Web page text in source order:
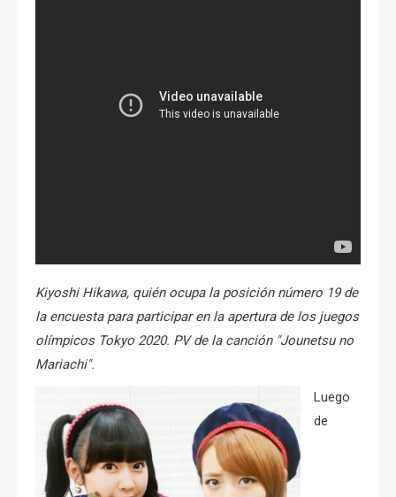
Kiyoshi Hikawa, quién ocupa la posición número 19 de
la encuesta para participar en la apertura de los juegos
olímpicos Tokyo 2020. PV de la canción "Jounetsu no
Mariachi".
Luego
de